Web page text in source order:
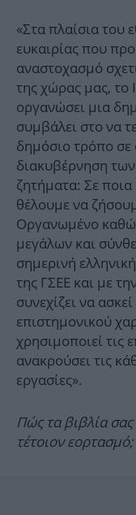
«Στα πλαίσια του
ευκαιρίας που
αναστοχασμό
της χώρας μας, το
οργανώσει μια
συμβάλει στο να
δημόσιο τρόπο σε
διακυβέρνηση
ζητήματα: Σε
θέλουμε να
Οργανωμένο
μεγάλων και
σημερινή
της ΓΣΕΕ και με
συνεχίζει να
επιστημονικού
χρησιμοποιεί τις
ανακρούσει τις
εργασίες».
Πώς τα βιβλία
τέτοιον εορτασμό;